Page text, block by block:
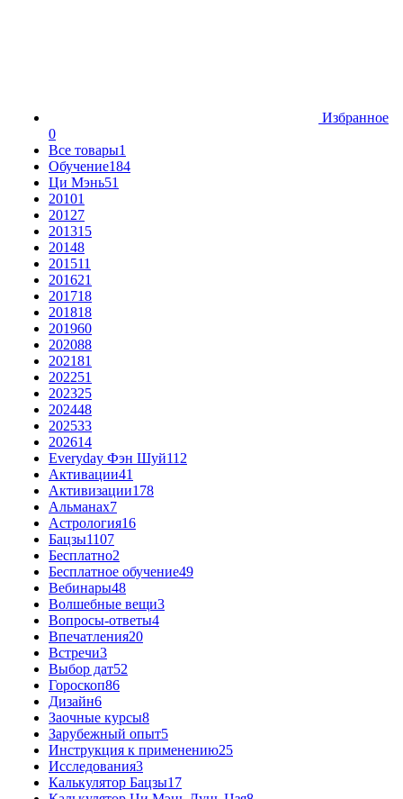
Избранное
0
Все товары1
Обучение184
Ци Мэнь51
20101
20127
201315
20148
201511
201621
201718
201818
201960
202088
202181
202251
202325
202448
202533
202614
Everyday Фэн Шуй112
Активации41
Активизации178
Альманах7
Астрология16
Бацзы1107
Бесплатно2
Бесплатное обучение49
Вебинары48
Волшебные вещи3
Вопросы-ответы4
Впечатления20
Встречи3
Выбор дат52
Гороскоп86
Дизайн6
Заочные курсы8
Зарубежный опыт5
Инструкция к применению25
Исследования3
Калькулятор Бацзы17